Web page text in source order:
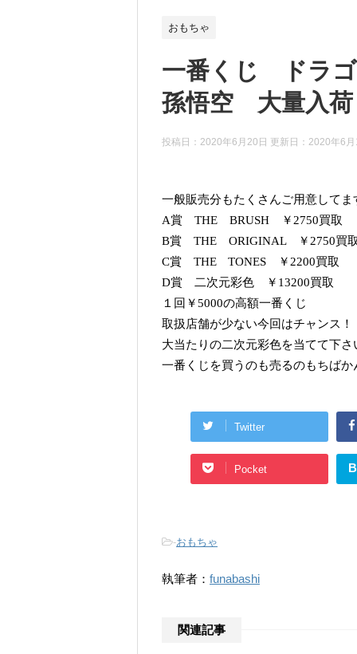
おもちゃ
一番くじ ドラ
孫悟空 大量入荷
投稿日：2020年6月20日 更新日： 2020年6
一般販売分もたくさんご用意してま
A賞 THE BRUSH ￥2750買取
B賞 THE ORIGINAL ￥2750買
C賞 THE TONES ￥2200買取
D賞 二次元彩色 ￥13200買取
１回￥5000の高額一番くじ
取扱店舗が少ない今回はチャンス！
大当たりの二次元彩色を当てて下さ
一番くじを買うのも売るのもちばか
Twitter
Pocket
-おもちゃ
執筆者： funabashi
関連記事